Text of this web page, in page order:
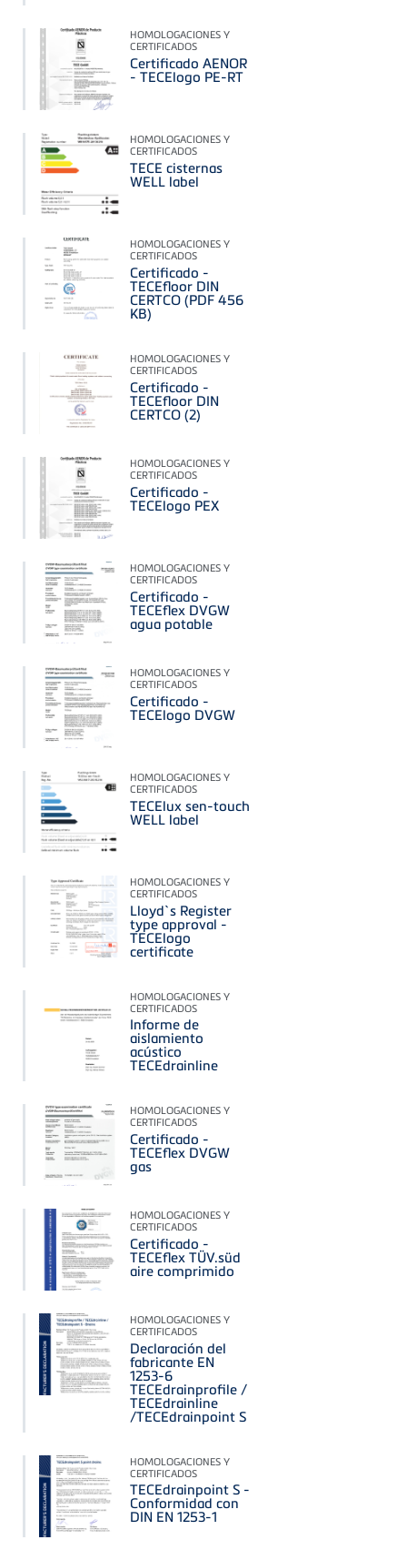
HOMOLOGACIONES Y
CERTIFICADOS
Certificado AENOR
- TECElogo PE-RT
HOMOLOGACIONES Y
CERTIFICADOS
TECE cisternas
WELL label
HOMOLOGACIONES Y
CERTIFICADOS
Certificado -
TECEfloor DIN
CERTCO (PDF 456
KB)
HOMOLOGACIONES Y
CERTIFICADOS
Certificado -
TECEfloor DIN
CERTCO (2)
HOMOLOGACIONES Y
CERTIFICADOS
Certificado -
TECElogo PEX
HOMOLOGACIONES Y
CERTIFICADOS
Certificado -
TECEflex DVGW
agua potable
HOMOLOGACIONES Y
CERTIFICADOS
Certificado -
TECElogo DVGW
HOMOLOGACIONES Y
CERTIFICADOS
TECElux sen-touch
WELL label
HOMOLOGACIONES Y
CERTIFICADOS
Lloyd`s Register
type approval -
TECElogo
certificate
HOMOLOGACIONES Y
CERTIFICADOS
Informe de
aislamiento
acústico
TECEdrainline
HOMOLOGACIONES Y
CERTIFICADOS
Certificado -
TECEflex DVGW
gas
HOMOLOGACIONES Y
CERTIFICADOS
Certificado -
TECEflex TÜV.süd
aire comprimido
HOMOLOGACIONES Y
CERTIFICADOS
Declaración del
fabricante EN
1253-6
TECEdrainprofile /
TECEdrainline
/TECEdrainpoint S
HOMOLOGACIONES Y
CERTIFICADOS
TECEdrainpoint S -
Conformidad con
DIN EN 1253-1